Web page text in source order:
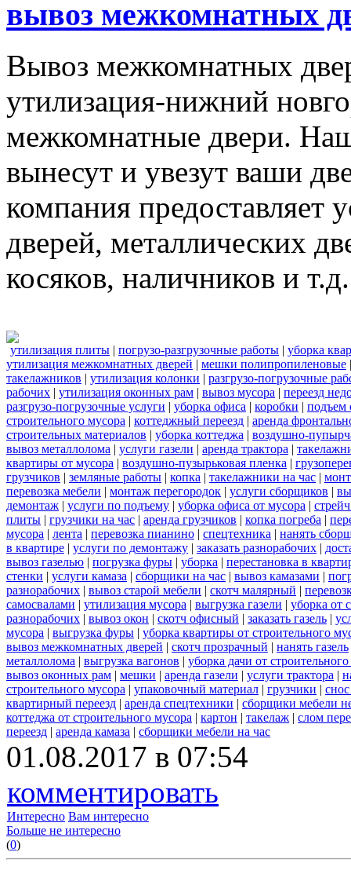
вывоз межкомнатных
Вывоз межкомнатных
утилизация-нижний
межкомнатные двери.
вынесут и увезут ваши
компания предоставляет
дверей, металлических
косяков, наличников и т.д.
утилизация плиты | погрузо-разгрузочные работы | уборка
утилизация межкомнатных дверей | мешки полипропиленовые
такелажников | утилизация колонки | разгрузо-погрузочные
рабочих | утилизация оконных рам | вывоз мусора | переезд
разгрузо-погрузочные услуги | уборка офиса | коробки | подъем
строительного мусора | коттеджный переезд | аренда
строительных материалов | уборка коттеджа | воздушно-
вывоз металлолома | услуги газели | аренда трактора |
квартиры от мусора | воздушно-пузырьковая пленка |
грузчиков | земляные работы | копка | такелажники на час |
перевозка мебели | монтаж перегородок | услуги сборщиков |
демонтаж | услуги по подъему | уборка офиса от мусора |
плиты | грузчики на час | аренда грузчиков | копка погреба |
мусора | лента | перевозка пианино | спецтехника | нанять
в квартире | услуги по демонтажу | заказать разнорабочих |
вывоз газелью | погрузка фуры | уборка | перестановка в
стенки | услуги камаза | сборщики на час | вывоз камазами |
разнорабочих | вывоз старой мебели | скотч малярный |
самосвалами | утилизация мусора | выгрузка газели | уборка от
разнорабочих | вывоз окон | скотч офисный | заказать газель |
мусора | выгрузка фуры | уборка квартиры от строительного
вывоз межкомнатных дверей | скотч прозрачный | нанять газель
металлолома | выгрузка вагонов | уборка дачи от
вывоз оконных рам | мешки | аренда газели | услуги трактора |
строительного мусора | упаковочный материал | грузчики |
квартирный переезд | аренда спецтехники | сборщики мебели
коттеджа от строительного мусора | картон | такелаж | слом
переезд | аренда камаза | сборщики мебели на час
01.08.2017 в 07:54
комментировать
Интересно Вам интересно
Больше не интересно
(0)